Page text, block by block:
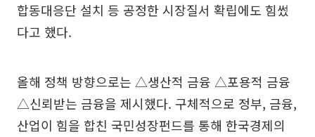
합동대응단 설치 등 공정한 시장질서 확립에도 힘썼
다고 했다.
올해 정책 방향으로는 △생산적 금융 △포용적 금융
△신뢰받는 금융을 제시했다. 구체적으로 정부, 금융,
산업이 힘을 합친 국민성장펀드를 통해 한국경제의